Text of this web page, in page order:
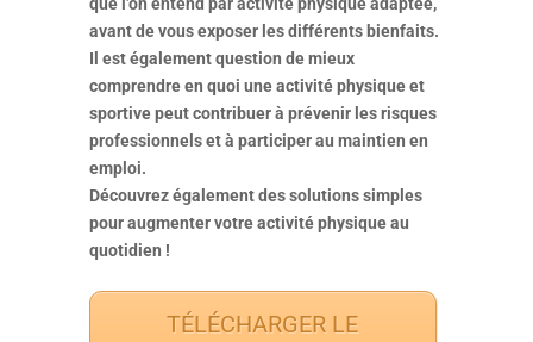
avant de vous exposer les différents bienfaits.
Il est également question de mieux
comprendre en quoi une activité physique et
sportive peut contribuer à prévenir les risques
professionnels et à participer au maintien en
emploi.
Découvrez également des solutions simples
pour augmenter votre activité physique au
quotidien !
TÉLÉCHARGER LE